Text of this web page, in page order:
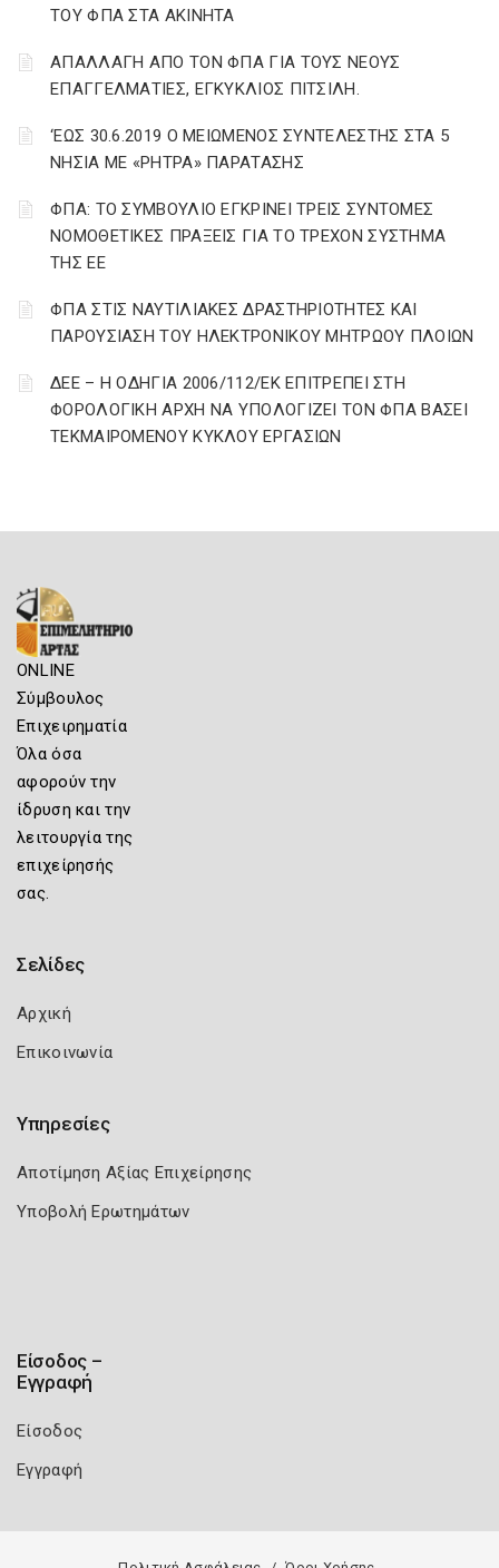
ΤΟΥ ΦΠΑ ΣΤΑ ΑΚΙΝΗΤΑ
ΑΠΑΛΛΑΓΗ ΑΠΟ ΤΟΝ ΦΠΑ ΓΙΑ ΤΟΥΣ ΝΕΟΥΣ
ΕΠΑΓΓΕΛΜΑΤΙΕΣ, ΕΓΚΥΚΛΙΟΣ ΠΙΤΣΙΛΗ.
‘ΕΩΣ 30.6.2019 Ο ΜΕΙΩΜΕΝΟΣ ΣΥΝΤΕΛΕΣΤΗΣ ΣΤΑ 5
ΝΗΣΙΑ ΜΕ «ΡΗΤΡΑ» ΠΑΡΑΤΑΣΗΣ
ΦΠΑ: ΤΟ ΣΥΜΒΟΥΛΙΟ ΕΓΚΡΙΝΕΙ ΤΡΕΙΣ ΣΥΝΤΟΜΕΣ
ΝΟΜΟΘΕΤΙΚΕΣ ΠΡΑΞΕΙΣ ΓΙΑ ΤΟ ΤΡΕΧΟΝ ΣΥΣΤΗΜΑ
ΤΗΣ ΕΕ
ΦΠΑ ΣΤΙΣ ΝΑΥΤΙΛΙΑΚΕΣ ΔΡΑΣΤΗΡΙΟΤΗΤΕΣ ΚΑΙ
ΠΑΡΟΥΣΙΑΣΗ ΤΟΥ ΗΛΕΚΤΡΟΝΙΚΟΥ ΜΗΤΡΩΟΥ ΠΛΟΙΩΝ
ΔΕΕ – Η ΟΔΗΓΙΑ 2006/112/ΕΚ ΕΠΙΤΡΕΠΕΙ ΣΤΗ
ΦΟΡΟΛΟΓΙΚΗ ΑΡΧΗ ΝΑ ΥΠΟΛΟΓΙΖΕΙ ΤΟΝ ΦΠΑ ΒΑΣΕΙ
ΤΕΚΜΑΙΡΟΜΕΝΟΥ ΚΥΚΛΟΥ ΕΡΓΑΣΙΩΝ
ONLINE
Σύμβουλος
Επιχειρηματία
Όλα όσα
αφορούν την
ίδρυση και την
λειτουργία της
επιχείρησής
σας.
Σελίδες
Αρχική
Επικοινωνία
Υπηρεσίες
Αποτίμηση Αξίας Επιχείρησης
Υποβολή Ερωτημάτων
Είσοδος –
Εγγραφή
Είσοδος
Εγγραφή